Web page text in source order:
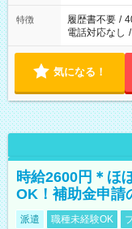
特徴 履歴書不要 /
電話対応なし /
気になる！
時給2600円＊ほ
OK！補助金申請
派遣 職種未経験OK